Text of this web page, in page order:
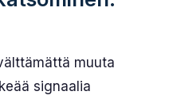
muuta
signaalia